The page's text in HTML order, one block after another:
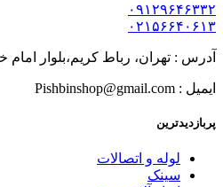
۰۹۱۲۹۶۴۶۳۳۲
۰۲۱۵۶۶۴۰۶۱۳
آدرس : تهران، رباط کریم،بلوار امام
ایمیل : Pishbinshop@gmail.com
پربازدیدترین
لوله و اتصالات
سینک